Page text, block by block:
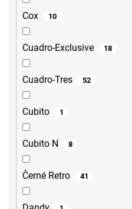
Cox 10
Cuadro-Exclusive 18
Cuadro-Tres 52
Cubito 1
Cubito N 8
Černé Retro 41